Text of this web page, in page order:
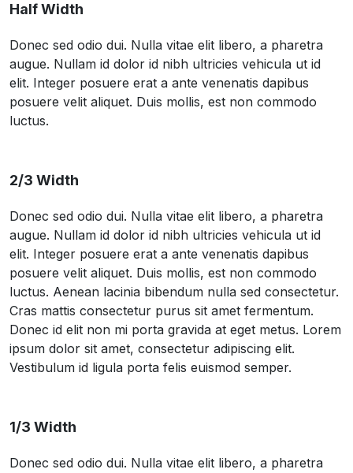
Half Width
Donec sed odio dui. Nulla vitae elit libero, a pharetra
augue. Nullam id dolor id nibh ultricies vehicula ut id
elit. Integer posuere erat a ante venenatis dapibus
posuere velit aliquet. Duis mollis, est non commodo
luctus.
2/3 Width
Donec sed odio dui. Nulla vitae elit libero, a pharetra
augue. Nullam id dolor id nibh ultricies vehicula ut id
elit. Integer posuere erat a ante venenatis dapibus
posuere velit aliquet. Duis mollis, est non commodo
luctus. Aenean lacinia bibendum nulla sed consectetur.
Cras mattis consectetur purus sit amet fermentum.
Donec id elit non mi porta gravida at eget metus. Lorem
ipsum dolor sit amet, consectetur adipiscing elit.
Vestibulum id ligula porta felis euismod semper.
1/3 Width
Donec sed odio dui. Nulla vitae elit libero, a pharetra